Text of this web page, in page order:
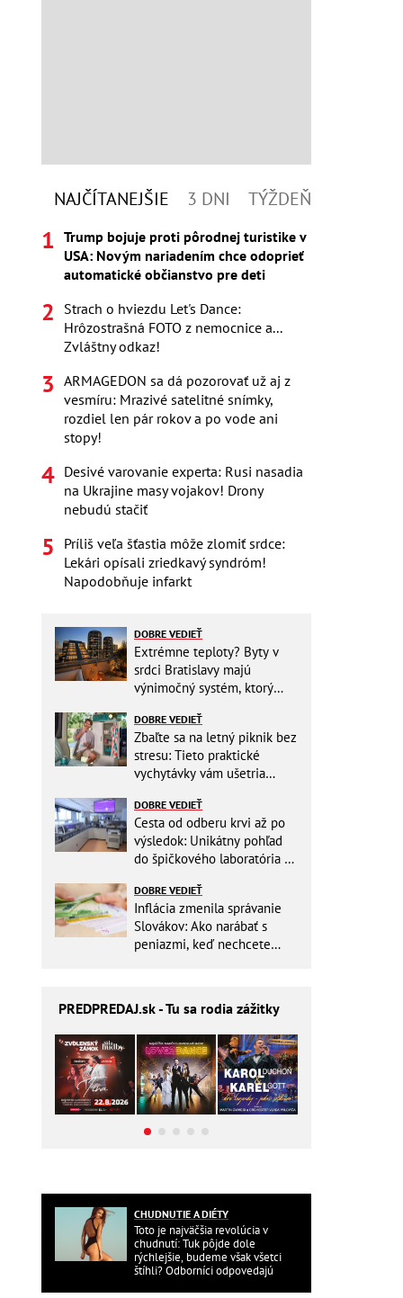
NAJČÍTANEJŠIE 3 DNI TÝŽDEŇ
Trump bojuje proti pôrodnej turistike v
USA: Novým nariadením chce odoprieť
automatické občianstvo pre deti
Strach o hviezdu Let's Dance:
Hrôzostrašná FOTO z nemocnice a...
Zvláštny odkaz!
ARMAGEDON sa dá pozorovať už aj z
vesmíru: Mrazivé satelitné snímky,
rozdiel len pár rokov a po vode ani
stopy!
Desivé varovanie experta: Rusi nasadia
na Ukrajine masy vojakov! Drony
nebudú stačiť
Príliš veľa šťastia môže zlomiť srdce:
Lekári opísali zriedkavý syndróm!
Napodobňuje infarkt
DOBRE VEDIEŤ
Extrémne teploty? Byty v
srdci Bratislavy majú
výnimočný systém, ktorý
DOBRE VEDIEŤ
Zbaľte sa na letný piknik bez
stresu: Tieto praktické
vychytávky vám ušetria
DOBRE VEDIEŤ
Cesta od odberu krvi až po
výsledok: Unikátny pohľad
do špičkového laboratória na
DOBRE VEDIEŤ
Inflácia zmenila správanie
Slovákov: Ako narábať s
peniazmi, keď nechcete
PREDPREDAJ.sk - Tu sa rodia zážitky
CHUDNUTIE A DIÉTY
Toto je najväčšia revolúcia v
chudnutí: Tuk pôjde dole
rýchlejšie, budeme však všetci
štíhli? Odborníci odpovedajú